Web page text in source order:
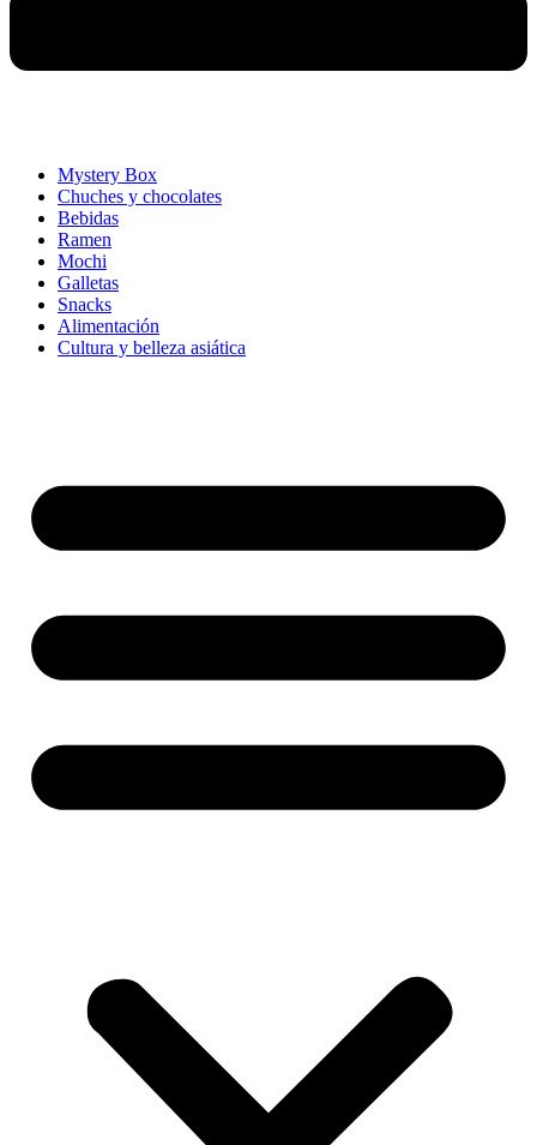
Mystery Box
Chuches y chocolates
Bebidas
Ramen
Mochi
Galletas
Snacks
Alimentación
Cultura y belleza asiática